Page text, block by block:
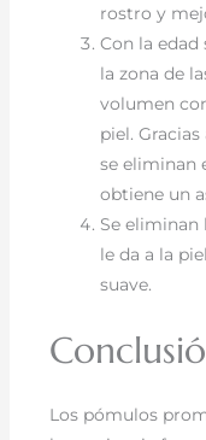
rostro y
Con la edad
la zona de
volumen
piel.
se eliminan
obtiene un
Se eliminan
le da a la
suave.
Los pómulos